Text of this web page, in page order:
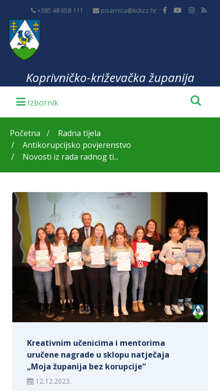
+385 48 658 111 pisarnica@kckzz.hr
Koprivničko-križevačka županija
Početna
Radna tijela
Antikorupcijsko povjerenstvo
Novosti iz rada radnog ti...
Kreativnim učenicima i mentorima
uručene nagrade u sklopu natječaja
„Moja županija bez korupcije“
12.12.2023.